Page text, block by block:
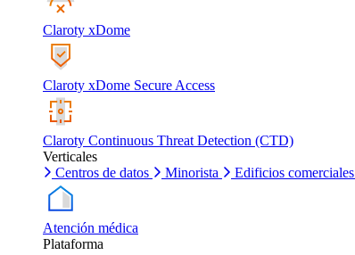
Claroty xDome
Claroty xDome Secure Access
Claroty Continuous Threat Detection (CTD)
Verticales
Centros de datos
Minorista Edificios comerciales
Atención médica
Plataforma